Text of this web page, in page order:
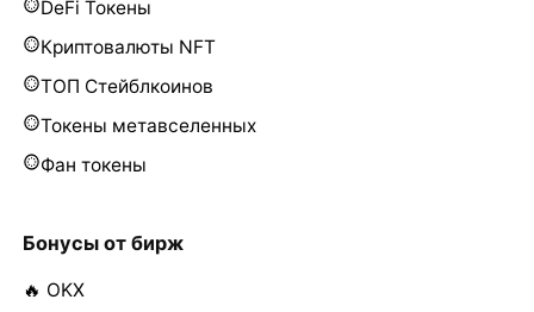
DeFi Токены
Криптовалюты NFT
ТОП Стейблкоинов
Токены метавселенных
Фан токены
Бонусы от бирж
🔥 OKX